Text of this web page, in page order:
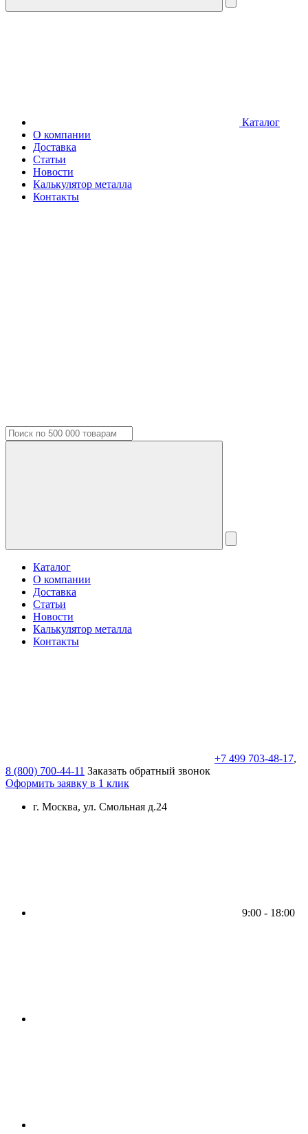
Каталог
О компании
Доставка
Статьи
Новости
Калькулятор металла
Контакты
Каталог
О компании
Доставка
Статьи
Новости
Калькулятор металла
Контакты
+7 499 703-48-17,
8 (800) 700-44-11 Заказать обратный звонок
Оформить заявку в 1 клик
г. Москва, ул. Смольная д.24
9:00 - 18:00